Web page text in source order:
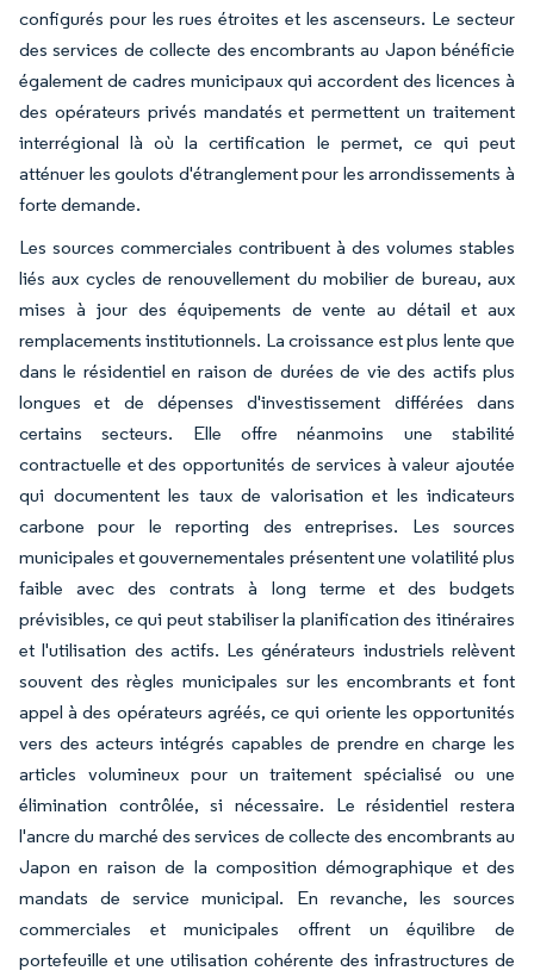
configurés pour les rues étroites et les ascenseurs. Le secteur
des services de collecte des encombrants au Japon bénéficie
également de cadres municipaux qui accordent des licences à
des opérateurs privés mandatés et permettent un traitement
interrégional là où la certification le permet, ce qui peut
atténuer les goulots d'étranglement pour les arrondissements à
forte demande.
Les sources commerciales contribuent à des volumes stables
liés aux cycles de renouvellement du mobilier de bureau, aux
mises à jour des équipements de vente au détail et aux
remplacements institutionnels. La croissance est plus lente que
dans le résidentiel en raison de durées de vie des actifs plus
longues et de dépenses d'investissement différées dans
certains secteurs. Elle offre néanmoins une stabilité
contractuelle et des opportunités de services à valeur ajoutée
qui documentent les taux de valorisation et les indicateurs
carbone pour le reporting des entreprises. Les sources
municipales et gouvernementales présentent une volatilité plus
faible avec des contrats à long terme et des budgets
prévisibles, ce qui peut stabiliser la planification des itinéraires
et l'utilisation des actifs. Les générateurs industriels relèvent
souvent des règles municipales sur les encombrants et font
appel à des opérateurs agréés, ce qui oriente les opportunités
vers des acteurs intégrés capables de prendre en charge les
articles volumineux pour un traitement spécialisé ou une
élimination contrôlée, si nécessaire. Le résidentiel restera
l'ancre du marché des services de collecte des encombrants au
Japon en raison de la composition démographique et des
mandats de service municipal. En revanche, les sources
commerciales et municipales offrent un équilibre de
portefeuille et une utilisation cohérente des infrastructures de